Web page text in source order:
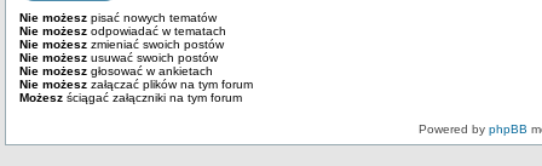
Nie możesz pisać nowych tematów
Nie możesz odpowiadać w tematach
Nie możesz zmieniać swoich postów
Nie możesz usuwać swoich postów
Nie możesz głosować w ankietach
Nie możesz załączać plików na tym forum
Możesz ściągać załączniki na tym forum
Powered by phpBB